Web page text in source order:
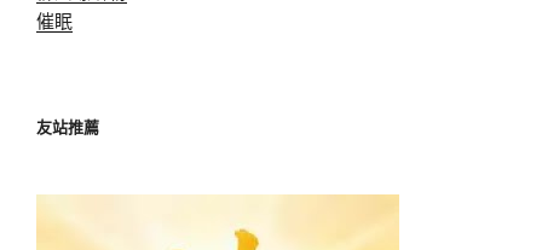
催眠
友站推薦